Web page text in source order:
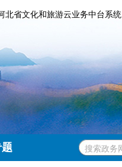
北省文化和旅游云业务中台系统